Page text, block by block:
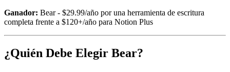
Ganador: Bear - $29.99/año por una herramienta de escritura
completa frente a $120+/año para Notion Plus
¿Quién Debe Elegir Bear?